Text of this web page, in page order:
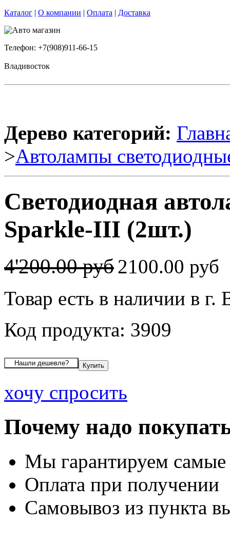
Каталог | О компании | Оплата | Доставка
Телефон: +7(908)911-66-15
Владивосток
Дерево категорий:
>Автолампы
Светодиодная
Sparkle-III (2шт.)
4'200.00 руб2100.00 руб
Товар есть в наличии в г.
Код продукта: 3909
хочу спросить
Почему надо
Мы гарантируем
Оплата при получении
Самовывоз из пункта